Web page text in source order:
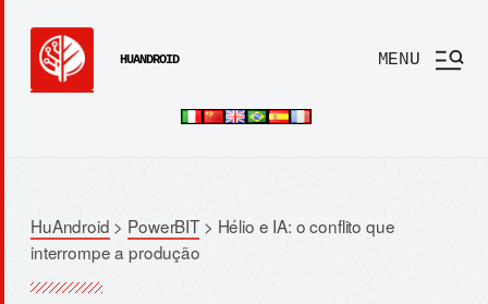
HUANDROID MENU
HuAndroid > PowerBIT> Hélio e IA: o conflito que
interrompe a produção